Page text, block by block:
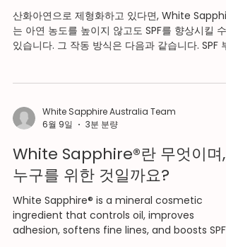
광이 반사되지 않고 산란되며, 이는 높은 총 투과율
을 유지하면서도 높은 확산 투과율을 만들어냅니
그 결과 빛이 제형을 통과하여 피부와 상호작용하
며, 피부를 하얗게 만들거나 가리지 않으면서 결점
산화아연으로 제형화하고 있다면, White
는 아연 농도를 높이지 않고도 SPF를 향상시킬 수
있습니다. 그 작동 방식은 다음과 같습니다. SPF 부
선케어 제형에서 이는 제품을 통과하는 UV 광자의
경로 길이를 늘려, 산화아연 활성 성분이 피부에 도
회를 더 많이 갖게 합니다. White Sapphire는 UV
방사선을 직접 흡수하지 않습니다. White
Sapphire의 역할은 산화아연 활성 성분을 지원하
방식으로 제형 매트릭스의 광학 밀도를 높이는 것
니다. 이 효과는 선케어 및 화장품 제형에서 White
Sapphire와 ZinClear XP 산화아연의 조합을 다루
는 가출원 특허로 뒷받침됩니다. 완제품 선케어에
White Sapphire Australia Team
6월 9일
3분 분량
White Sapphire®란 무엇이며,
누구를 위한 것일까요?
White Sapphire® is a mineral cosmetic
ingredient that controls oil, improves
adhesion, softens fine lines, and boosts SPF